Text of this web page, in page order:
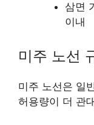
삼면
이내
미주 노선
미주 노선은 일
허용량이 더 관